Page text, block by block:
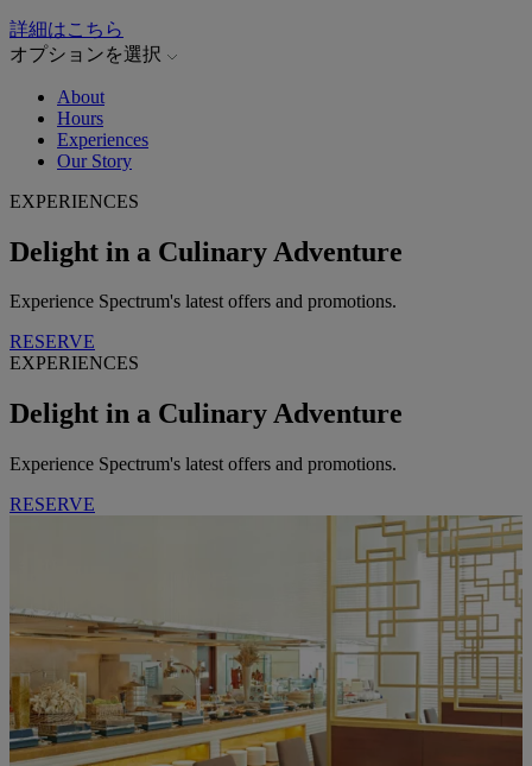
詳細はこちら
オプションを選択
About
Hours
Experiences
Our Story
EXPERIENCES
Delight in a Culinary Adventure
Experience Spectrum's latest offers and promotions.
RESERVE
EXPERIENCES
Delight in a Culinary Adventure
Experience Spectrum's latest offers and promotions.
RESERVE